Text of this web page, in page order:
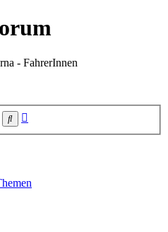
- FahrerInnen
Suche